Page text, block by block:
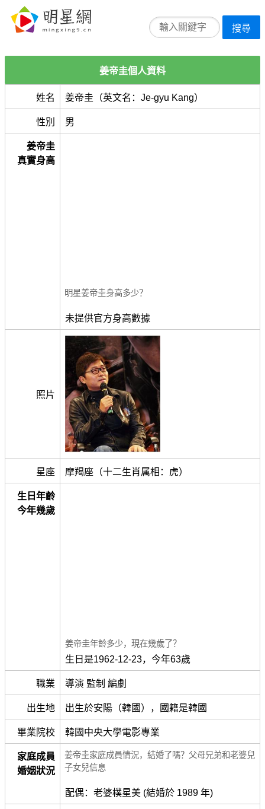
搜尋
姜帝圭個人資料
姓名 姜帝圭（英文名：Je-gyu Kang）
性別 男
姜帝圭
真實身高
明星姜帝圭身高多少？
未提供官方身高數據
照片
星座 摩羯座（十二生肖属相：虎）
生日年齡
今年幾歲
姜帝圭年齡多少，現在幾歲了？
生日是1962-12-23，今年63歲
職業 導演 監制 編劇
出生地 出生於安陽（韓國），國籍是韓國
畢業院校 韓國中央大學電影專業
家庭成員
婚姻狀況
姜帝圭家庭成員情況，結婚了嗎？父母兄弟和老婆兒
子女兒信息
配偶：老婆樸星美 (結婚於 1989 年)